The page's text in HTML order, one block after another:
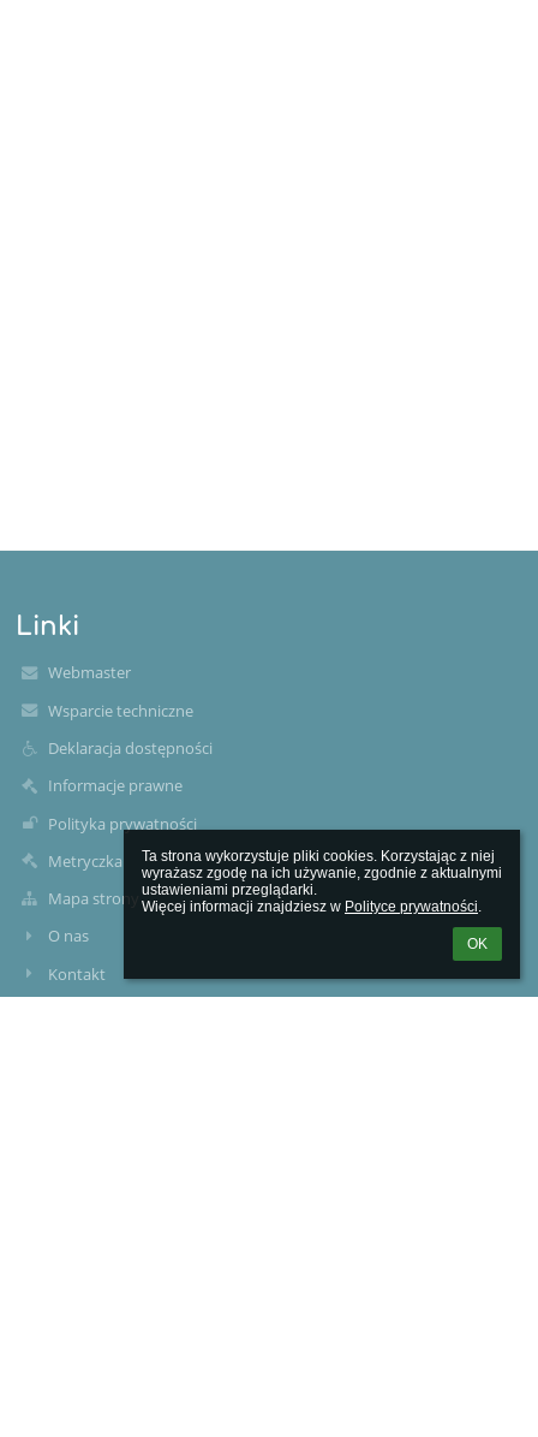
Ta strona wykorzystuje pliki cookies. Korzystając z niej
wyrażasz zgodę na ich używanie, zgodnie z aktualnymi
ustawieniami przeglądarki.
Więcej informacji znajdziesz w Polityce prywatności.
OK
Linki
Webmaster
Wsparcie techniczne
Deklaracja dostępności
Informacje prawne
Polityka prywatności
Metryczka
Mapa strony
O nas
Kontakt